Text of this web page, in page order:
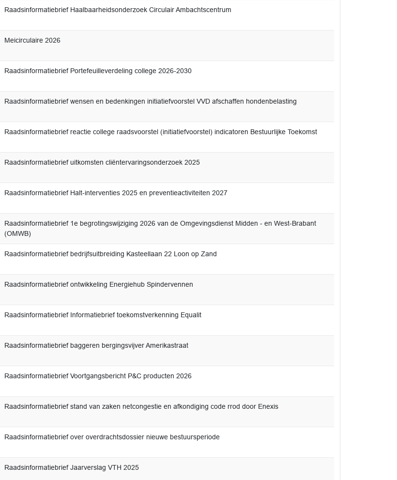
Raadsinformatiebrief Haalbaarheidsonderzoek Circulair Ambachtscentrum
Meicirculaire 2026
Raadsinformatiebrief Portefeuilleverdeling college 2026-2030
Raadsinformatiebrief wensen en bedenkingen initiatiefvoorstel VVD afschaffen hondenbelasting
Raadsinformatiebrief reactie college raadsvoorstel (initiatiefvoorstel) indicatoren Bestuurlijke Toekomst
Raadsinformatiebrief uitkomsten cliëntervaringsonderzoek 2025
Raadsinformatiebrief Halt-interventies 2025 en preventieactiviteiten 2027
Raadsinformatiebrief 1e begrotingswijziging 2026 van de Omgevingsdienst Midden - en West-Brabant
(OMWB)
Raadsinformatiebrief bedrijfsuitbreiding Kasteellaan 22 Loon op Zand
Raadsinformatiebrief ontwikkeling Energiehub Spindervennen
Raadsinformatiebrief Informatiebrief toekomstverkenning Equalit
Raadsinformatiebrief baggeren bergingsvijver Amerikastraat
Raadsinformatiebrief Voortgangsbericht P&C producten 2026
Raadsinformatiebrief stand van zaken netcongestie en afkondiging code rrod door Enexis
Raadsinformatiebrief over overdrachtsdossier nieuwe bestuursperiode
Raadsinformatiebrief Jaarverslag VTH 2025